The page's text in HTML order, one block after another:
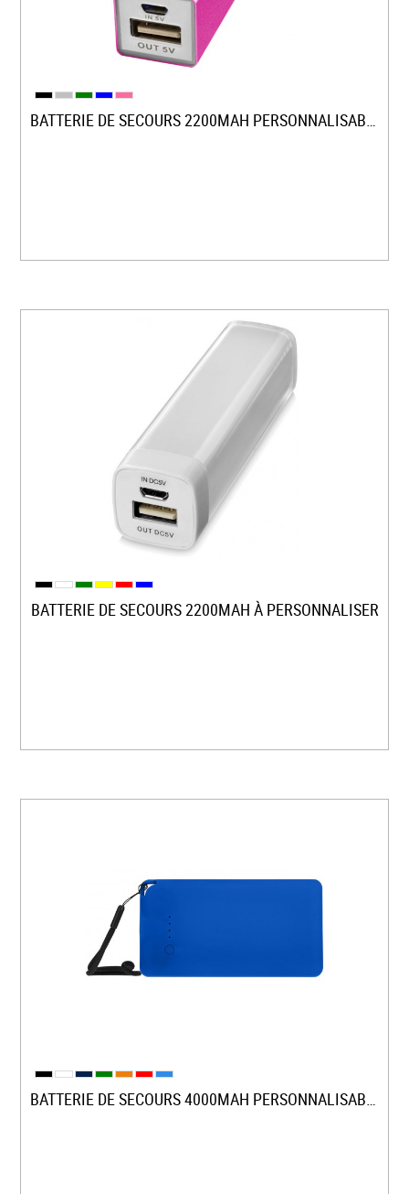
BATTERIE DE SECOURS 2200MAH PERSONNALISABLE
BATTERIE DE SECOURS 2200MAH À PERSONNALISER
BATTERIE DE SECOURS 4000MAH PERSONNALISABLE